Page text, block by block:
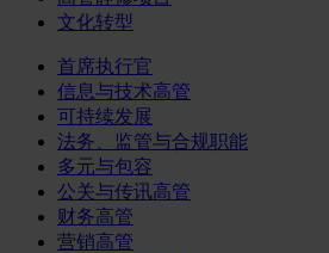
文化转型
首席执行官
信息与技术高管
可持续发展
法务、监管与合规职能
多元与包容
公关与传讯高管
财务高管
营销高管